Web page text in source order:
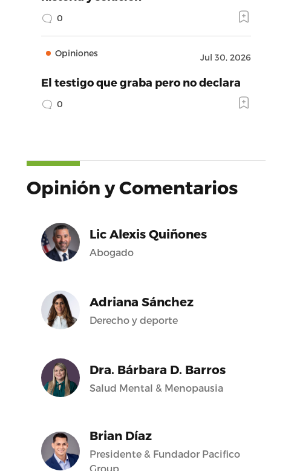
0
Opiniones Jul 30, 2026
El testigo que graba pero no declara
0
Opinión y Comentarios
Lic Alexis Quiñones
Abogado
Adriana Sánchez
Derecho y deporte
Dra. Bárbara D. Barros
Salud Mental & Menopausia
Brian Díaz
Presidente & Fundador Pacifico
Group